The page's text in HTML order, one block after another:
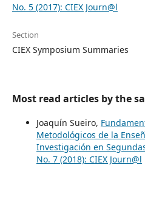
No. 5 (2017): CIEX Journ@l
Section
CIEX Symposium Summaries
Most read articles by the
Joaquín Sueiro,
Metodológicos de la
Investigación en
No. 7 (2018): CIEX Journ@l